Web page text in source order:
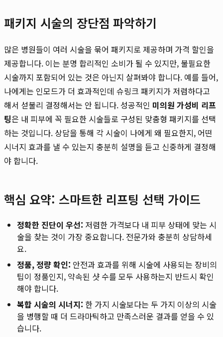
패키지 시술의 장단점 파악하기
많은 병원들이 여러 시술을 묶어 패키지로 제공하며 가격 할인을
제공합니다. 이는 분명 합리적인 소비가 될 수 있지만, 불필요한
시술까지 포함되어 있는 것은 아닌지 살펴봐야 합니다. 예를 들어,
나에게는 인모드가 더 효과적인데 슈링크 패키지가 저렴하다고
해서 섣불리 결정해서는 안 됩니다. 성공적인 미의원 가성비 리프
팅은 내 피부에 꼭 필요한 시술들로 구성된 맞춤형 패키지를 선택
하는 것입니다. 상담을 통해 각 시술이 나에게 왜 필요한지, 어떤
시너지 효과를 낼 수 있는지 충분히 설명을 듣고 신중하게 결정해
야 합니다.
핵심 요약: 스마트한 리프팅 선택 가이드
정확한 진단이 우선: 저렴한 가격보다 내 피부 상태에 맞는 시
술을 찾는 것이 가장 중요합니다. 전문가와 충분히 상담하세
요.
정품, 정량 확인: 안전과 효과를 위해 시술에 사용되는 장비의
팁이 정품인지, 약속된 샷 수를 모두 사용하는지 반드시 확인
해야 합니다.
복합 시술의 시너지: 한 가지 시술보다는 두 가지 이상의 시술
을 병행할 때 더 드라마틱하고 만족스러운 결과를 얻을 수 있
습니다.